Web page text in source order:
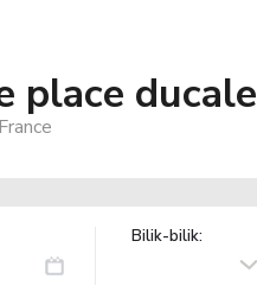
place ducale
Bilik-bilik: